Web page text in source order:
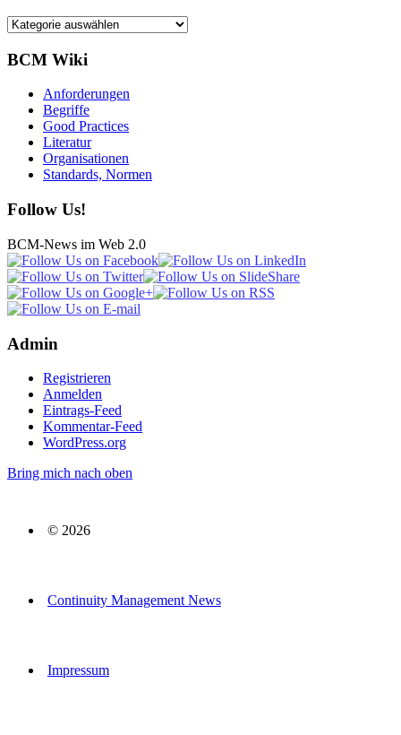
Kategorien
BCM Wiki
Anforderungen
Begriffe
Good Practices
Literatur
Organisationen
Standards, Normen
Follow Us!
BCM-News im Web 2.0
Admin
Registrieren
Anmelden
Eintrags-Feed
Kommentar-Feed
WordPress.org
Bring mich nach oben
© 2026
Continuity Management News
Impressum